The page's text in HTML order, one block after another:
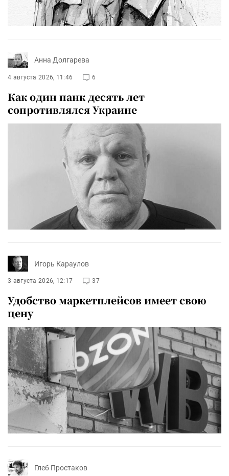
Анна Долгарева
4 августа 2026, 11:46 6
Как один панк десять лет
сопротивлялся Украине
Игорь Караулов
3 августа 2026, 12:17 37
Удобство маркетплейсов имеет свою
цену
Глеб Простаков